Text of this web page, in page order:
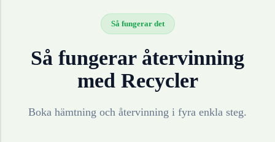
Så fungerar det
Så fungerar återvinning
med Recycler
Boka hämtning och återvinning i fyra enkla steg.